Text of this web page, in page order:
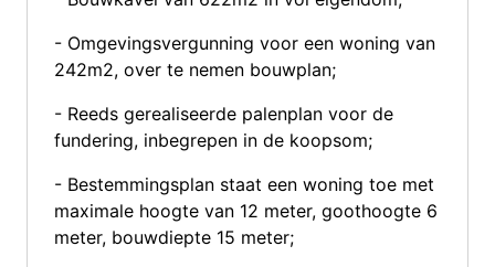
- Omgevingsvergunning voor een woning van
242m2, over te nemen bouwplan;
- Reeds gerealiseerde palenplan voor de
fundering, inbegrepen in de koopsom;
- Bestemmingsplan staat een woning toe met
maximale hoogte van 12 meter, goothoogte 6
meter, bouwdiepte 15 meter;